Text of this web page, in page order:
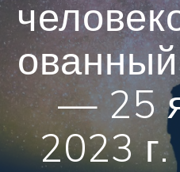
— 25
2023